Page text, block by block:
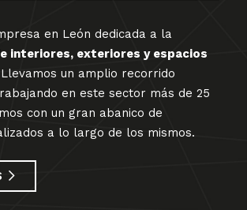
en León dedicada a la
interiores, exteriores y espacios
un amplio recorrido
en este sector más de 25
con un gran abanico de
a lo largo de los mismos.